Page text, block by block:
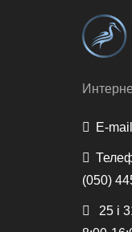
E-
(050)
25 і